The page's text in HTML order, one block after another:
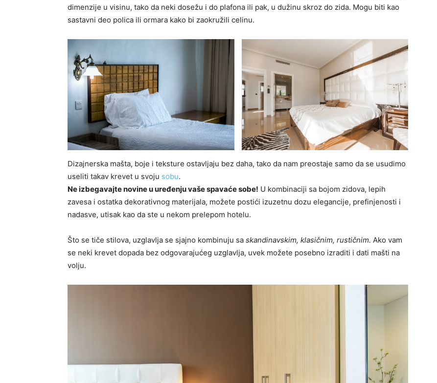
dimenzije u visinu, tako da neki dosežu i do plafona ili pak, u dužinu skroz do zida. Mogu biti kao
sastavni deo polica ili ormara kako bi zaokružili celinu.
Dizajnerska mašta, boje i teksture ostavljaju bez daha, tako da nam preostaje samo da se usudimo
useliti takav krevet u svoju sobu.
Ne izbegavajte novine u uređenju vaše spavaće sobe! U kombinaciji sa bojom zidova, lepih
zavesa i ostatka dekorativnog materijala, možete postići izuzetnu dozu elegancije, prefinjenosti i
nadasve, utisak kao da ste u nekom prelepom hotelu.
Što se tiče stilova, uzglavlja se sjajno kombinuju sa skandinavskim, klasičnim, rustičnim. Ako vam
se neki krevet dopada bez odgovarajućeg uzglavlja, uvek možete posebno izraditi i dati mašti na
volju.